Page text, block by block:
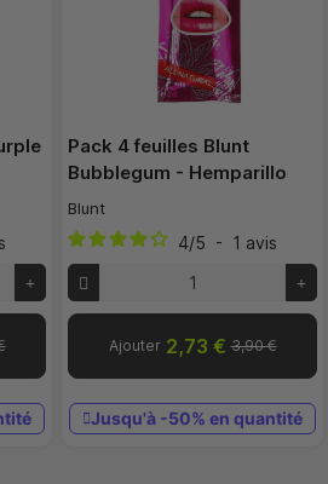
Pack 4 feuilles Blunt
Bubblegum - Hemparillo
Blunt
4/5 - 1 avis
Ajouter 2,73 € 3,90 €
Jusqu'à -50% en quantité